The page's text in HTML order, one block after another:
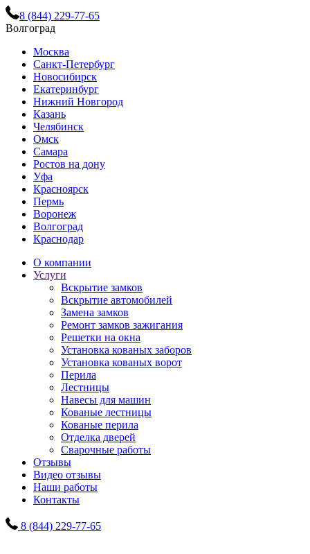
8 (844) 229-77-65
Волгоград
Москва
Санкт-Петербург
Новосибирск
Екатеринбург
Нижний Новгород
Казань
Челябинск
Омск
Самара
Ростов на дону
Уфа
Красноярск
Пермь
Воронеж
Волгоград
Краснодар
О компании
Услуги
Вскрытие замков
Вскрытие автомобилей
Замена замков
Ремонт замков зажигания
Решетки на окна
Установка кованых заборов
Установка кованых ворот
Перила
Лестницы
Навесы для машин
Кованые лестницы
Кованые перила
Отделка дверей
Сварочные работы
Отзывы
Видео отзывы
Наши работы
Контакты
8 (844) 229-77-65